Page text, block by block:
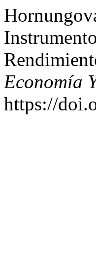
Economía
https://